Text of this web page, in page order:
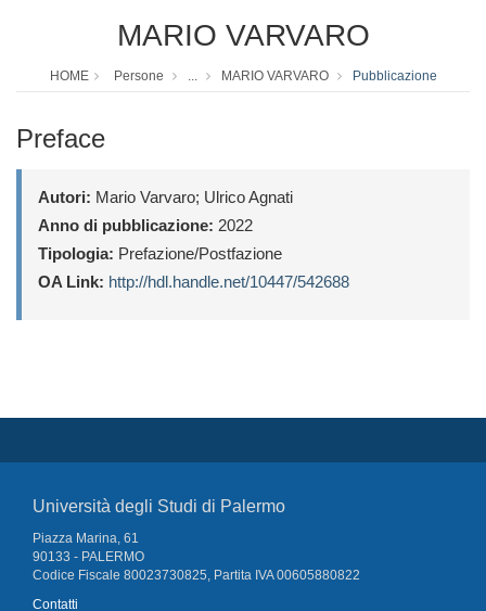
MARIO VARVARO
HOME Persone ... MARIO VARVARO Pubblicazione
Preface
Autori: Mario Varvaro; Ulrico Agnati
Anno di pubblicazione: 2022
Tipologia: Prefazione/Postfazione
OA Link: http://hdl.handle.net/10447/542688
Università degli Studi di Palermo
Piazza Marina, 61
90133 - PALERMO
Codice Fiscale 80023730825, Partita IVA 00605880822
Contatti